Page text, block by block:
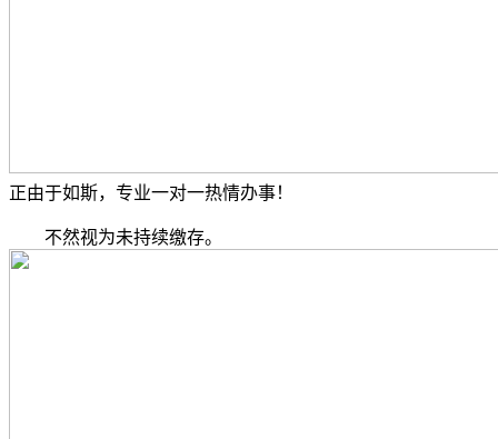
正由于如斯，专业一对一热情办事！
不然视为未持续缴存。